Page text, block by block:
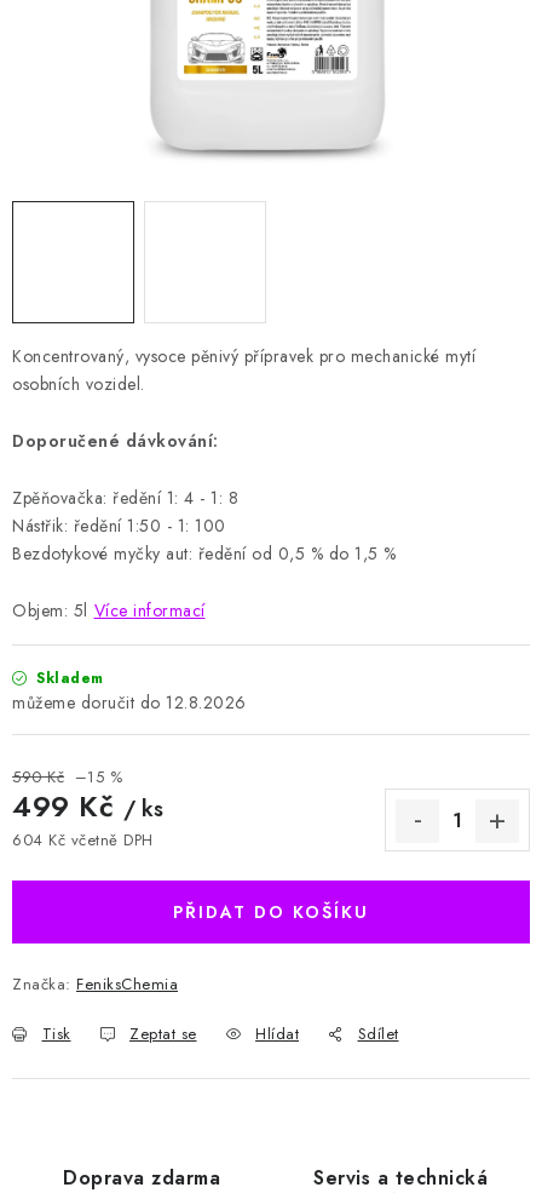
Jak nakupovat O nás
Kontakty
Samoobslužné platební terminály
Koncentrovaný, vysoce pěnivý přípravek pro mechanické mytí
osobních vozidel.
Doporučené dávkování:
Zpěňovačka: ředění 1: 4 - 1: 8
Nástřik: ředění 1:50 - 1: 100
Bezdotykové myčky aut: ředění od 0,5 % do 1,5 %
Objem: 5l Více informací
Skladem
12.8.2026
590 Kč –15 %
499 Kč / ks
604 Kč včetně DPH
PŘIDAT DO KOŠÍKU
Značka: FeniksChemia
Tisk Zeptat se Hlídat Sdílet
Doprava zdarma
Servis a technická